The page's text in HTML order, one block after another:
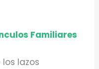
Familiares
lazos